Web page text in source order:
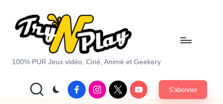
T
y
100% PUR Jeux vidéo, Ciné, Animé et Geekery
FacebookInstagram
X
|
Youtube S'abonner